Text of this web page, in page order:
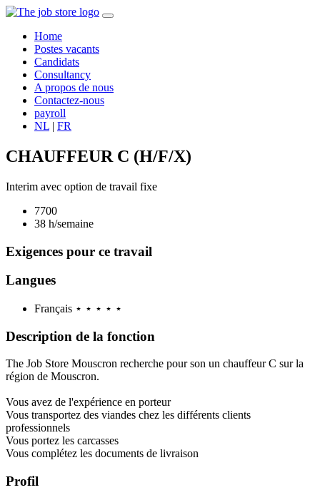
Home
Postes vacants
Candidats
Consultancy
A propos de nous
Contactez-nous
payroll
NL | FR
CHAUFFEUR C (H/F/X)
Interim avec option de travail fixe
7700
38 h/semaine
Exigences pour ce travail
Langues
Français ⋆ ⋆ ⋆ ⋆ ⋆
Description de la fonction
The Job Store Mouscron recherche pour son un chauffeur C sur la
région de Mouscron.
Vous avez de l'expérience en porteur
Vous transportez des viandes chez les différents clients
professionnels
Vous portez les carcasses
Vous complétez les documents de livraison
Profil